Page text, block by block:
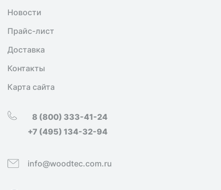
Новости
Прайс-лист
Доставка
Контакты
Карта сайта
8 (800) 333-41-24
+7 (495) 134-32-94
info@woodtec.com.ru